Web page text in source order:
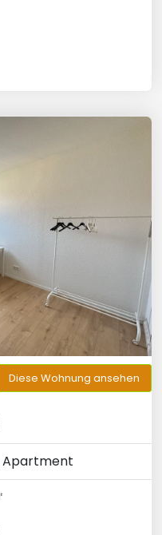
Diese Wohnung ansehen
Apartment